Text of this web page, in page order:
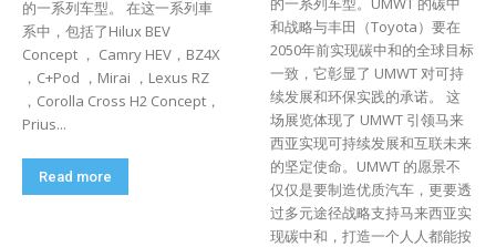
的一系列车型。 在这一系列車
系中，包括了Hilux BEV
Concept ， Camry HEV，BZ4X
，C+Pod ，Mirai ，Lexus RZ
，Corolla Cross H2 Concept，
Prius...
Read more
和战略与丰田（Toyota）要在
2050年前实现碳中和的全球目标
一致，它彰显了 UMWT 对可持
续发展和环保实践的承诺。 这
场展览体现了 UMWT 引领马来
西亚实现可持续发展和互联未来
的坚定使命。UMWT 的愿景不
仅仅是要制造优质汽车，更要透
过多元途径战略支持马来西亚实
现碳中和，打造一个人人都能按